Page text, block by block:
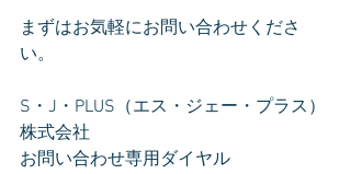
まずはお気軽にお問い合わせくださ
い。
S・J・PLUS（エス・ジェー・プラス）
株式会社
お問い合わせ専用ダイヤル